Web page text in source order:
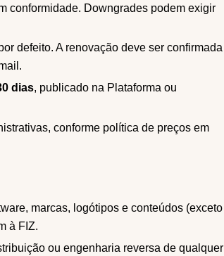
conformidade. Downgrades podem exigir
defeito. A renovação deve ser confirmada
dias, publicado na Plataforma ou
conforme política de preços em
marcas, logótipos e conteúdos (exceto
à FIZ.
ou engenharia reversa de qualquer